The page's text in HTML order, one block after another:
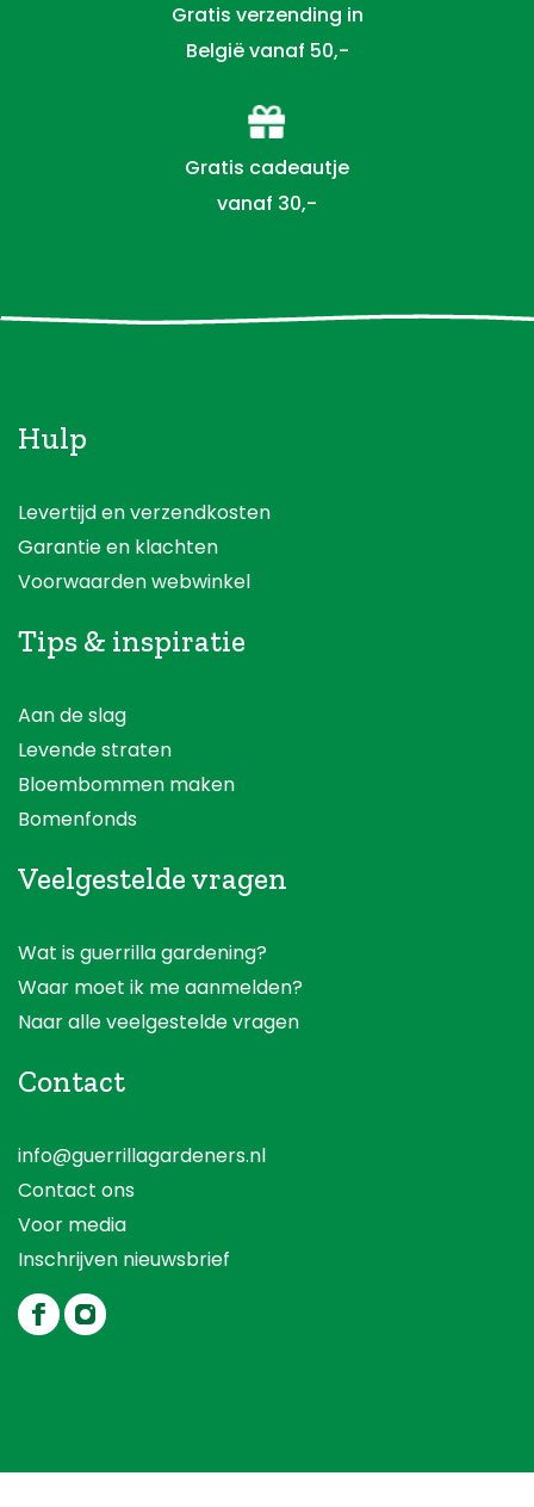
Gratis verzending in
België vanaf 50,-
Gratis cadeautje
vanaf 30,-
Hulp
Levertijd en verzendkosten
Garantie en klachten
Voorwaarden webwinkel
Tips & inspiratie
Aan de slag
Levende straten
Bloembommen maken
Bomenfonds
Veelgestelde vragen
Wat is guerrilla gardening?
Waar moet ik me aanmelden?
Naar alle veelgestelde vragen
Contact
info@guerrillagardeners.nl
Contact ons
Voor media
Inschrijven nieuwsbrief